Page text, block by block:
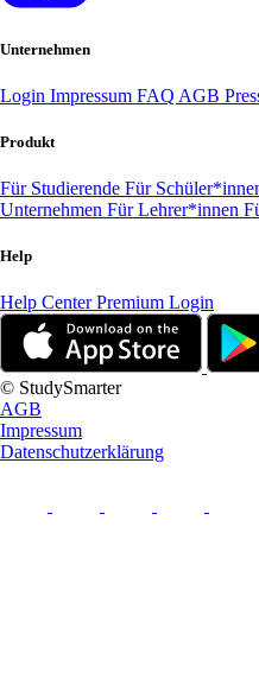
Unternehmen
Login Impressum FAQ AGB
Produkt
Für Studierende Für
Unternehmen Für Lehrer*innen
Help
Help CenterPremium Login
© StudySmarter
AGB
Impressum
Datenschutzerklärung